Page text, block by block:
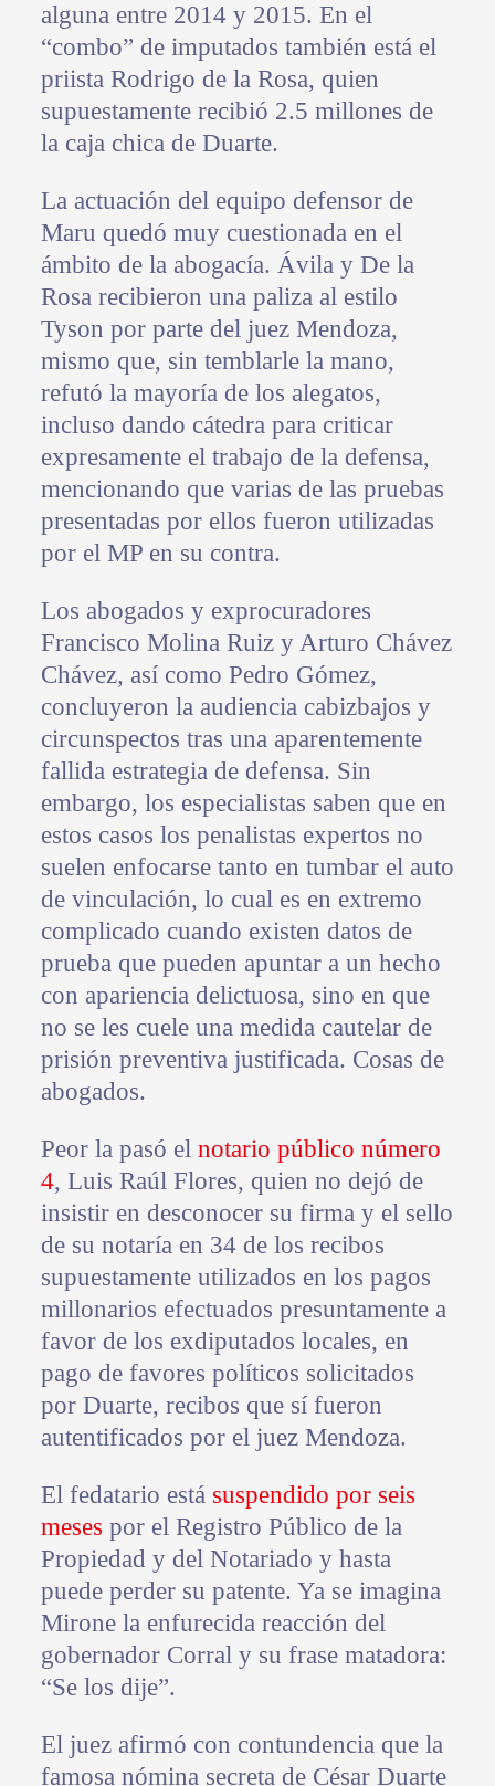
alguna entre 2014 y 2015. En el
“combo” de imputados también está el
priista Rodrigo de la Rosa, quien
supuestamente recibió 2.5 millones de
la caja chica de Duarte.
La actuación del equipo defensor de
Maru quedó muy cuestionada en el
ámbito de la abogacía. Ávila y De la
Rosa recibieron una paliza al estilo
Tyson por parte del juez Mendoza,
mismo que, sin temblarle la mano,
refutó la mayoría de los alegatos,
incluso dando cátedra para criticar
expresamente el trabajo de la defensa,
mencionando que varias de las pruebas
presentadas por ellos fueron utilizadas
por el MP en su contra.
Los abogados y exprocuradores
Francisco Molina Ruiz y Arturo Chávez
Chávez, así como Pedro Gómez,
concluyeron la audiencia cabizbajos y
circunspectos tras una aparentemente
fallida estrategia de defensa. Sin
embargo, los especialistas saben que en
estos casos los penalistas expertos no
suelen enfocarse tanto en tumbar el auto
de vinculación, lo cual es en extremo
complicado cuando existen datos de
prueba que pueden apuntar a un hecho
con apariencia delictuosa, sino en que
no se les cuele una medida cautelar de
prisión preventiva justificada. Cosas de
abogados.
Peor la pasó el notario público número
4, Luis Raúl Flores, quien no dejó de
insistir en desconocer su firma y el sello
de su notaría en 34 de los recibos
supuestamente utilizados en los pagos
millonarios efectuados presuntamente a
favor de los exdiputados locales, en
pago de favores políticos solicitados
por Duarte, recibos que sí fueron
autentificados por el juez Mendoza.
El fedatario está suspendido por seis
meses por el Registro Público de la
Propiedad y del Notariado y hasta
puede perder su patente. Ya se imagina
Mirone la enfurecida reacción del
gobernador Corral y su frase matadora:
“Se los dije”.
El juez afirmó con contundencia que la
famosa nómina secreta de César Duarte